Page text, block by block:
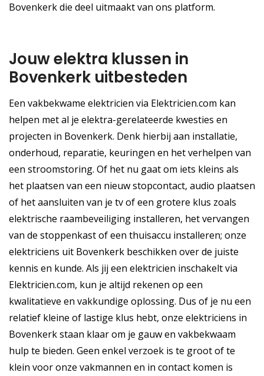
Bovenkerk die deel uitmaakt van ons platform.
Jouw elektra klussen in
Bovenkerk uitbesteden
Een vakbekwame elektricien via Elektricien.com kan
helpen met al je elektra-gerelateerde kwesties en
projecten in Bovenkerk. Denk hierbij aan installatie,
onderhoud, reparatie, keuringen en het verhelpen van
een stroomstoring. Of het nu gaat om iets kleins als
het plaatsen van een nieuw stopcontact, audio plaatsen
of het aansluiten van je tv of een grotere klus zoals
elektrische raambeveiliging installeren, het vervangen
van de stoppenkast of een thuisaccu installeren; onze
elektriciens uit Bovenkerk beschikken over de juiste
kennis en kunde. Als jij een elektricien inschakelt via
Elektricien.com, kun je altijd rekenen op een
kwalitatieve en vakkundige oplossing. Dus of je nu een
relatief kleine of lastige klus hebt, onze elektriciens in
Bovenkerk staan klaar om je gauw en vakbekwaam
hulp te bieden. Geen enkel verzoek is te groot of te
klein voor onze vakmannen en in contact komen is